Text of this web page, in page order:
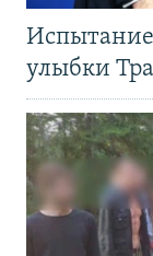
улыбки